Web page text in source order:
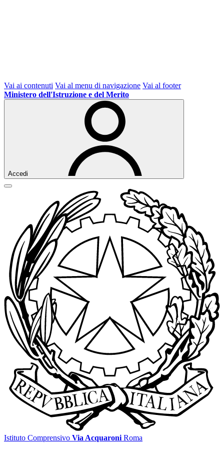
Vai ai contenuti Vai al menu di navigazione Vai al footer
Ministero dell'Istruzione e del Merito
Accedi
Istituto Comprensivo Via Acquaroni Roma